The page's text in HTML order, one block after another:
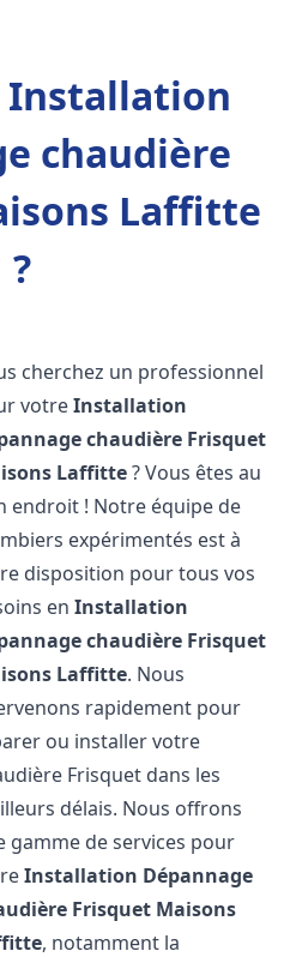
Installation
chaudière
Laffitte
?
cherchez un professionnel
votreInstallation
chaudière Frisquet
Laffitte? Vous êtes au
endroit ! Notre équipe de
expérimentés est à
disposition pour tous vos
enInstallation
chaudière Frisquet
Laffitte. Nous
rapidement pour
ou installer votre
Frisquet dans les
délais. Nous offrons
gamme de services pour
Installation Dépannage
Frisquet Maisons
, notamment la